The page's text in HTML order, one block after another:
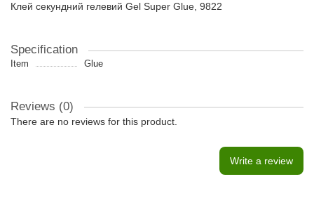
Клей секундний гелевий Gel Super Glue, 9822
Specification
Item Glue
Reviews (0)
There are no reviews for this product.
Write a review